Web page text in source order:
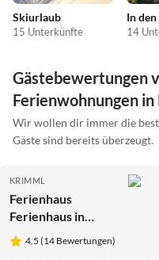
Skiurlaub
15 Unterkünfte
In
14
Gästebewertungen
Ferienwohnungen
Wir wollen dir immer die
Gäste sind bereits überzeugt.
KRIMML
Ferienhaus
Ferienhaus in
Krimml nahe
Zillertal Arena
4.5 (14 Bewertungen)